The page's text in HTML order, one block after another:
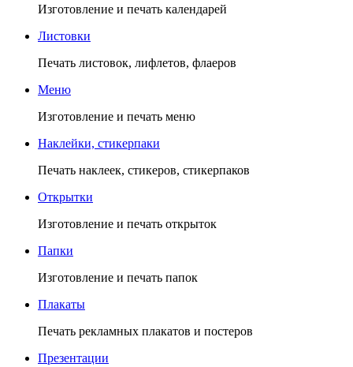
Изготовление и печать календарей
Листовки
Печать листовок, лифлетов, флаеров
Меню
Изготовление и печать меню
Наклейки, стикерпаки
Печать наклеек, стикеров, стикерпаков
Открытки
Изготовление и печать открыток
Папки
Изготовление и печать папок
Плакаты
Печать рекламных плакатов и постеров
Презентации